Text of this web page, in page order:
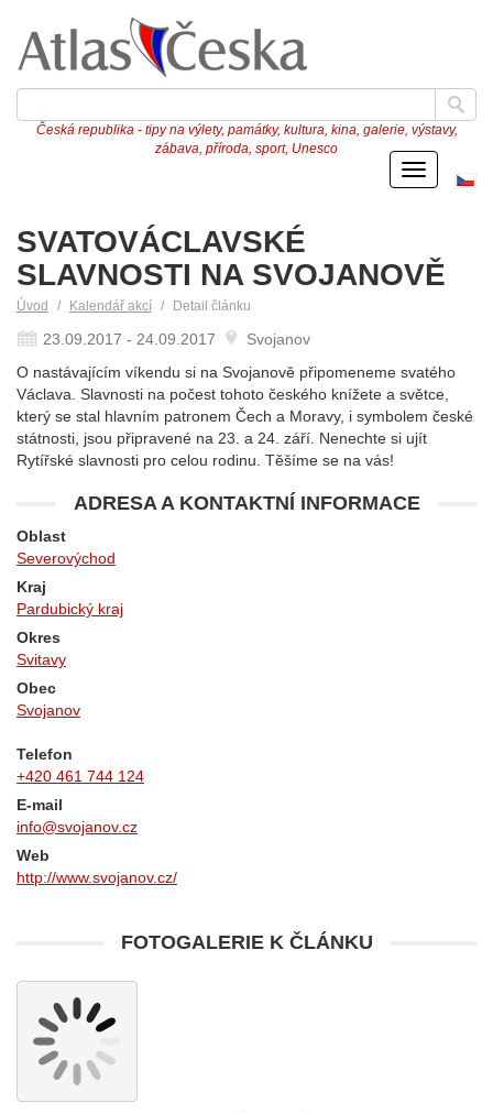
Česká republika - tipy na výlety, památky, kultura, kina, galerie, výstavy,
zábava, příroda, sport, Unesco
Menu
SVATOVÁCLAVSKÉ
SLAVNOSTI NA SVOJANOVĚ
Úvod Kalendář akcí Detail článku
23.09.2017 - 24.09.2017
Svojanov
O nastávajícím víkendu si na Svojanově připomeneme svatého
Václava. Slavnosti na počest tohoto českého knížete a světce,
který se stal hlavním patronem Čech a Moravy, i symbolem české
státnosti, jsou připravené na 23. a 24. září. Nenechte si ujít
Rytířské slavnosti pro celou rodinu. Těšíme se na vás!
ADRESA A KONTAKTNÍ INFORMACE
Oblast
Severovýchod
Kraj
Pardubický kraj
Okres
Svitavy
Obec
Svojanov
Telefon
+420 461 744 124
E-mail
info@svojanov.cz
Web
http://www.svojanov.cz/
FOTOGALERIE K ČLÁNKU